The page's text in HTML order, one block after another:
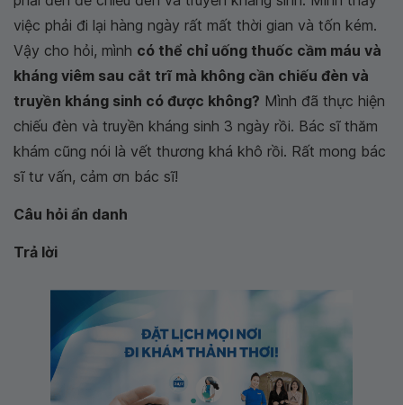
việc phải đi lại hàng ngày rất mất thời gian và tốn kém.
Vậy cho hỏi, mình có thể chỉ uống thuốc cầm máu và
kháng viêm sau cắt trĩ mà không cần chiếu đèn và
truyền kháng sinh có được không? Mình đã thực hiện
chiếu đèn và truyền kháng sinh 3 ngày rồi. Bác sĩ thăm
khám cũng nói là vết thương khá khô rồi. Rất mong bác
sĩ tư vấn, cảm ơn bác sĩ!
Câu hỏi ẩn danh
Trả lời